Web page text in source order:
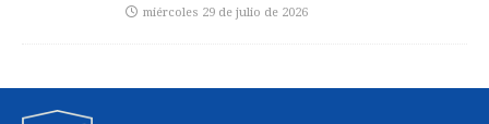
miércoles 29 de julio de 2026